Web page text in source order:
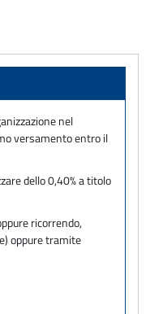
nel
versamento entro il
dello 0,40% a titolo
ricorrendo,
oppure tramite